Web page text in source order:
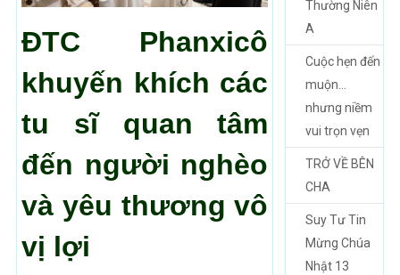
ĐTC Phanxicô
khuyến khích các
tu sĩ quan tâm
đến người nghèo
và yêu thương vô
vị lợi
Thường Niên
A
Cuộc hẹn đến
muộn…
nhưng niềm
vui trọn vẹn
TRỞ VỀ BÊN
CHA
Suy Tư Tin
Mừng Chúa
Nhật 13